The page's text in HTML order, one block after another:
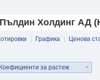
Пълдин Холдинг АД
Графика Ценова
Коефициенти за растеж